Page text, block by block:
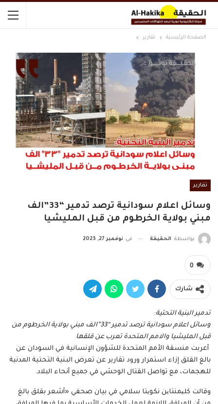
الصفحة الرئيسية تقارير
تقارير
وسائل اعلام سودانية ترصد تدمير “33”الف
مبني بولاية الخرطوم من قبل المليشيا
بواسطة الحقيقة في نوفمبر 27, 2023
0
شارك
تدمير البنية التحتية:
وسائل اعلام سودانية ترصد تدمير “33”الف مبني بولاية الخرطوم من
قبل المليشيا والامم المتحدة تعرب عن قلقها
‏ أعربت منسقة الأمم المتحدة للشؤون الإنسانية في السودان عن
بالغ القلق إزاء استمرار ورود تقارير عن تعرض البنية التحتية المدنية
للهجمات، مع تواصل القتال الوحشي في جميع أنحاء البلاد.
وقالت كلیمنتاین نكویتا سلامي في بيان صحفي «أشعر بقلق بالغ